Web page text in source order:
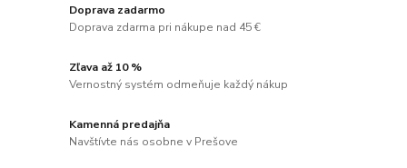
Doprava zadarmo
Doprava zdarma pri nákupe nad 45 €
Zľava až 10 %
Vernostný systém odmeňuje každý nákup
Kamenná predajňa
Navštívte nás osobne v Prešove